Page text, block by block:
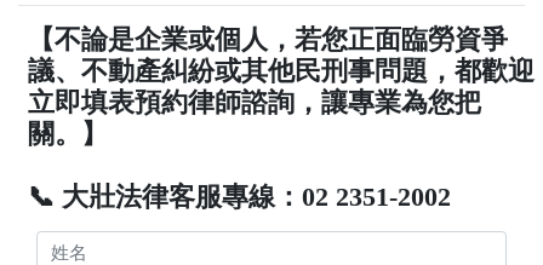
【不論是企業或個人，若您正面臨勞資爭
議、不動產糾紛或其他民刑事問題，都歡迎
立即填表預約律師諮詢，讓專業為您把
關。】
📞 大壯法律客服專線：02 2351-2002